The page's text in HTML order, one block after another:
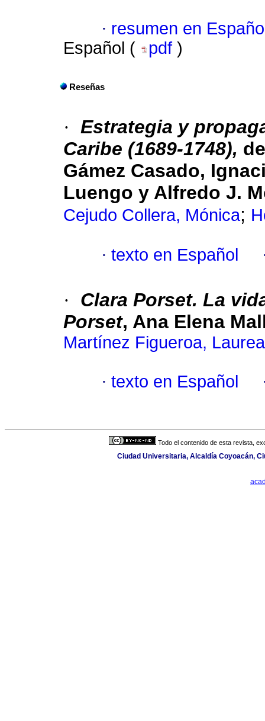
· resumen en
Español (
pdf )
Reseñas
· Estrategia y
Caribe (1689-1748),
Gámez Casado,
Luengo y Alfredo J.
Cejudo Collera, Mónica;
· texto en Español
·
Clara Porset. La
Porset, Ana Elena
Martínez Figueroa,
· texto en Español
Todo el contenido de esta revista,
Ciudad Universitaria, Alcaldía Coyoacán,